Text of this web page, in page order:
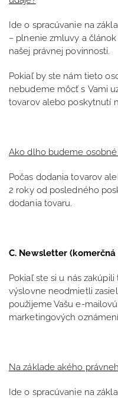
Ide o spracúvanie na
– plnenie zmluvy a článok
našej právnej povinnosti.
Pokiaľ by ste nám tieto
nebudeme môcť s Vami
tovarov alebo poskytnutí
Ako dlho budeme
Počas dodania tovarov
2 roky od posledného
dodania tovaru.
C. Newsletter
Pokiaľ ste si u nás
výslovne neodmietli
použijeme Vašu e-
marketingových
Na základe akého
Ide o spracúvanie na